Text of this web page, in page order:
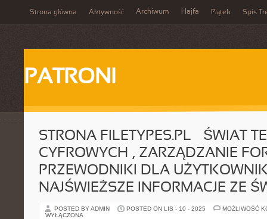
Strona główna Aktywność Archiwum Hajfa Piątek Spis
PATRONI
STRONA FILETYPES.PL – ŚWIAT
CYFROWYCH , ZARZĄDZANIE
PRZEWODNIKI DLA
NAJŚWIEŻSZE INFORMACJE ZE
POSTED BY ADMIN POSTED ON LIS - 10 - 2025
MOŻLIWOŚĆ
WYŁĄCZONA